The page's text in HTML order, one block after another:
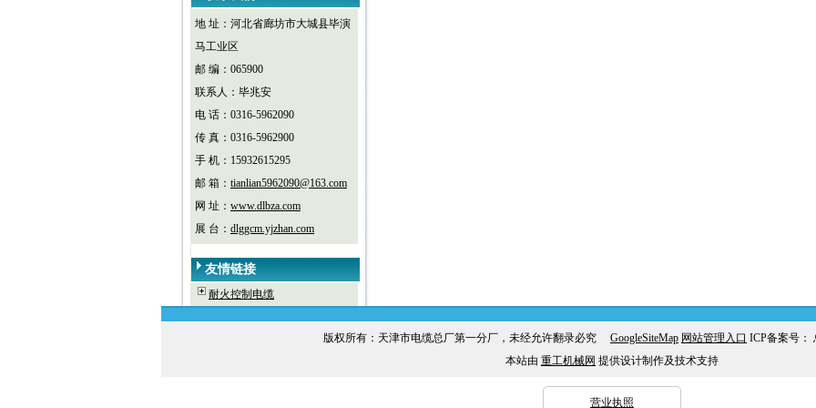
地 址：河北省廊坊市大城县毕演
马工业区
邮 编：065900
联系人：毕兆安
电 话：0316-5962090
传 真：0316-5962900
手 机：15932615295
邮 箱： tianlian5962090@163.com
网 址： www.dlbza.com
展 台： dlggcm.yjzhan.com
友情链接
耐火控制电缆
版权所有：天津市电缆总厂第一分厂，未经允许翻录必究 GoogleSiteMap 网站管理入口 ICP备案号：
本站由 重工机械网 提供设计制作及技术支持
营业执照